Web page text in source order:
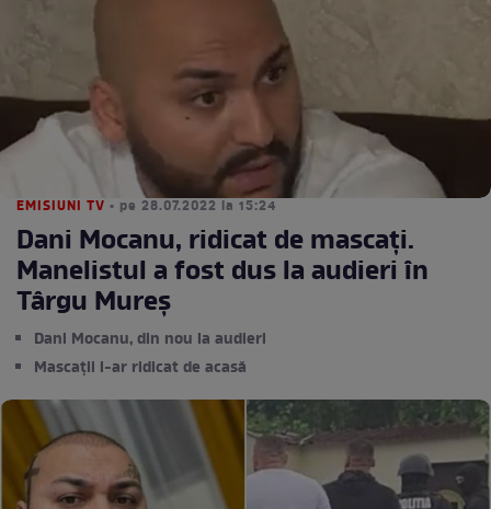
EMISIUNI TV • pe 28.07.2022 la 15:24
Dani Mocanu, ridicat de mascați.
Manelistul a fost dus la audieri în
Târgu Mureș
Dani Mocanu, din nou la audieri
Mascații l-ar ridicat de acasă